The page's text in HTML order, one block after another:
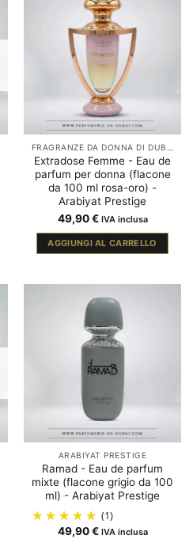
Extradose Femme - Eau de
parfum per donna (flacone
da 100 ml rosa-oro) -
Arabiyat Prestige
49,90€ IVA inclusa
AGGIUNGI AL CARRELLO
ARABIYAT PRESTIGE
Ramad - Eau de parfum
mixte (flacone grigio da 100
ml) - Arabiyat Prestige
(1)
49,90€ IVA inclusa